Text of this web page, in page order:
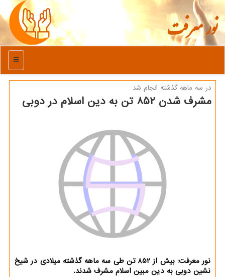
نور معرفت
منو
در سه ماهه گذشته انجام شد
مشرف شدن ۸۵۲ تن به دین اسلام در دوبی
نور معرفت: بیش از 852 تن طی سه ماهه گذشته میلادی در شیخ
نشین دوبی به دین مبین اسلام مشرف شدند.